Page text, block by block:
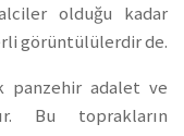
olduğu kadar
görüntülülerdir de.
panzehir adalet ve
Bu toprakların